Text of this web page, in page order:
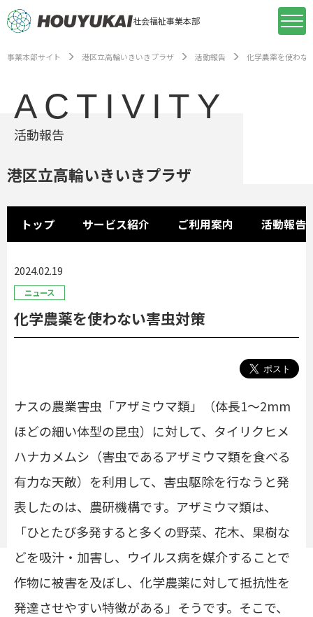
社会福祉事業本部
事業本部サイト 港区立高輪いきいきプラザ 活動報告 化学農薬を使わな
ACTIVITY
活動報告
港区立高輪いきいきプラザ
トップ サービス紹介 ご利用案内 活動報告
2024.02.19
ニュース
化学農薬を使わない害虫対策
ナスの農業害虫「アザミウマ類」（体長1～2mm
ほどの細い体型の昆虫）に対して、タイリクヒメ
ハナカメムシ（害虫であるアザミウマ類を食べる
有力な天敵）を利用して、害虫駆除を行なうと発
表したのは、農研機構です。アザミウマ類は、
「ひとたび多発すると多くの野菜、花木、果樹な
どを吸汁・加害し、ウイルス病を媒介することで
作物に被害を及ぼし、化学農薬に対して抵抗性を
発達させやすい特徴がある」そうです。そこで、